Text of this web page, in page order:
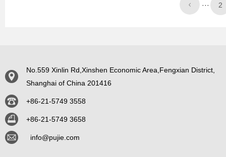
··· 2
No.559 Xinlin Rd,Xinshen Economic Area,Fengxian District,
Shanghai of China 201416
+86-21-5749 3558
+86-21-5749 3658
info@pujie.com